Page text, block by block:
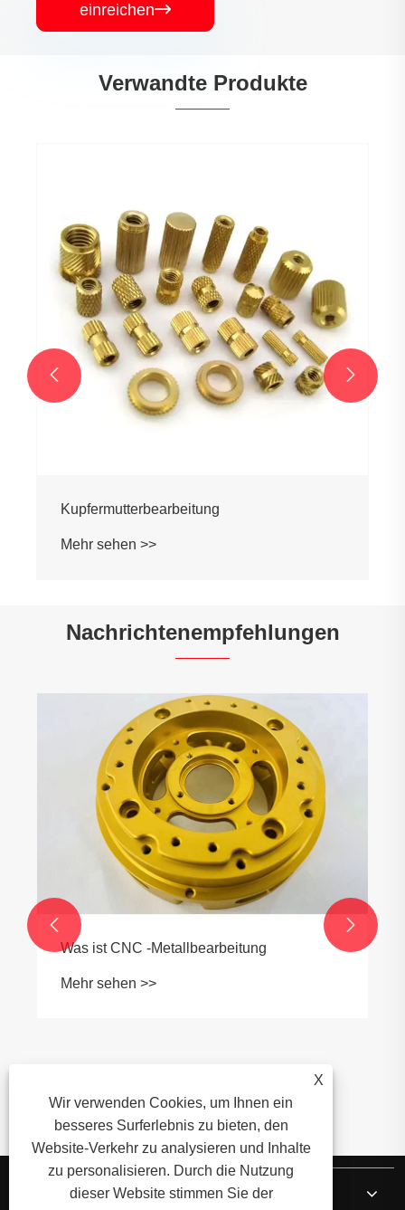
einreichen
Verwandte Produkte
Kupfermutterbearbeitung
Mehr sehen >>
 
Nachrichtenempfehlungen
Was ist CNC -Metallbearbeitung
Mehr sehen >>
 
Über uns
X
Wir verwenden Cookies, um Ihnen ein
besseres Surferlebnis zu bieten, den
Website-Verkehr zu analysieren und Inhalte
zu personalisieren. Durch die Nutzung
dieser Website stimmen Sie der